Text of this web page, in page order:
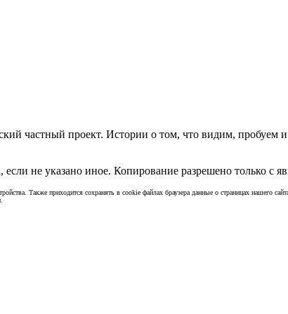
частный проект. Истории о том, что видим,
не указано иное. Копирование разрешено только с
Также приходится сохранять в cookie файлах браузера данные о страницах нашего